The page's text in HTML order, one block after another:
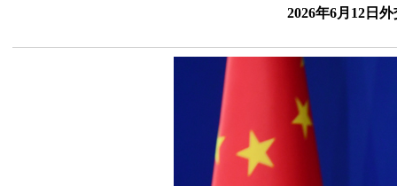
2026年6月12日